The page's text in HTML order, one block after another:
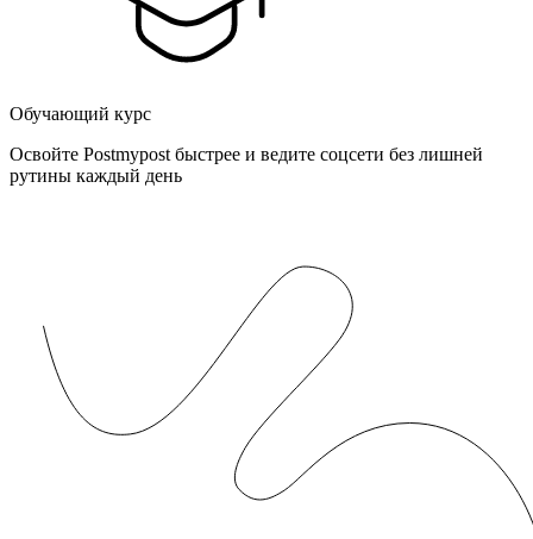
Обучающий курс
Освойте Postmypost быстрее и ведите соцсети без лишней
рутины каждый день